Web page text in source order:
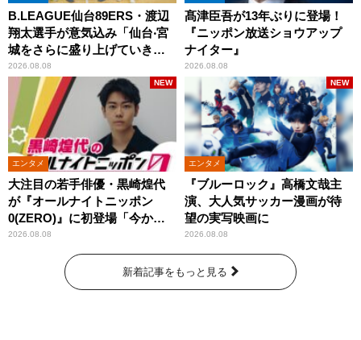
B.LEAGUE仙台89ERS・渡辺
翔太選手が意気込み「仙台‧宮
城をさらに盛り上げていきた
いです」
2026.08.08
髙津臣吾が13年ぶりに登場！
『ニッポン放送ショウアップ
ナイター』
2026.08.08
エンタメ
大注目の若手俳優・黒崎煌代
が『オールナイトニッポン
0(ZERO)』に初登場「今から
とてもワクワクしておりま
2026.08.08
NEW
エンタメ
『ブルーロック』高橋文哉主
演、大人気サッカー漫画が待
望の実写映画に
2026.08.08
NEW
新着記事をもっと見る